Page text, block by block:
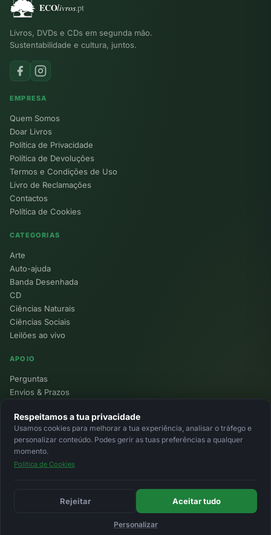
Livros, DVDs e CDs em segunda mão.
Sustentabilidade e cultura, juntos.
EMPRESA
Quem Somos
Doar Livros
Política de Privacidade
Política de Devoluções
Termos e Condições de Uso
Livro de Reclamações
Contactos
Política de Cookies
CATEGORIAS
Arte
Auto-ajuda
Banda Desenhada
CD
Ciências Naturais
Ciências Sociais
Leilões ao vivo
APOIO
Perguntas
Envios & Prazos
Devoluções
Minha Conta
© 2026 Ecolivros. Todos os direitos reservados.
Respeitamos a tua privacidade
Usamos cookies para melhorar a tua experiência, analisar o tráfego e
personalizar conteúdo. Podes gerir as tuas preferências a qualquer
momento.
Política de Cookies
Personalizar
Rejeitar Aceitar tudo